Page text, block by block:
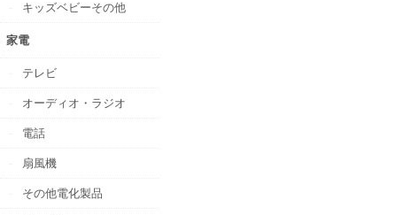
キッズベビーその他
家電
テレビ
オーディオ・ラジオ
電話
扇風機
その他電化製品